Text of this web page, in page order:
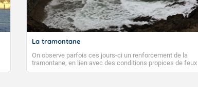
La tramontane
On observe parfois ces jours-ci un renforcement de la
tramontane, en lien avec des conditions propices de feux
de forêt. Mais qu'est-ce que la tramontane ? Quelles sont